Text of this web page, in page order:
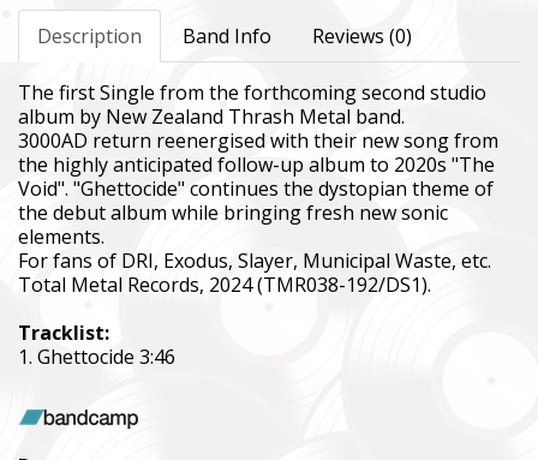
Description
Band Info Reviews (0)
The first Single from the forthcoming second studio
album by New Zealand Thrash Metal band.
3000AD return reenergised with their new song from
the highly anticipated follow-up album to 2020s "The
Void". "Ghettocide" continues the dystopian theme of
the debut album while bringing fresh new sonic
elements.
For fans of DRI, Exodus, Slayer, Municipal Waste, etc.
Total Metal Records, 2024 (TMR038-192/DS1).
Tracklist:
1. Ghettocide 3:46